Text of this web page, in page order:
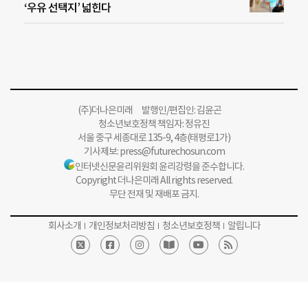
‘우유 선택지’ 넓힌다
(주)더나은미래 발행인/편집인: 김윤곤
청소년보호정책 책임자: 정유진
서울 중구 세종대로 135-9, 4층(태평로1가)
기사제보:press@futurechosun.com
인터넷신문윤리위원회 윤리강령을 준수합니다.
Copyright 더나은미래 All rights reserved.
무단 전재 및 재배포 금지.
회사소개 개인정보처리방침 청소년보호정책 알립니다